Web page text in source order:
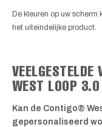
De kleuren op uw scherm
het uiteindelijke product.
WEST LOOP
Kan de Contigo®
gepersonaliseerd